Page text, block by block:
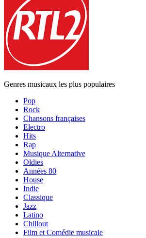
Genres musicaux les plus populaires
Pop
Rock
Chansons françaises
Electro
Hits
Rap
Musique Alternative
Oldies
Années 80
House
Indie
Classique
Jazz
Latino
Chillout
Film et Comédie musicale